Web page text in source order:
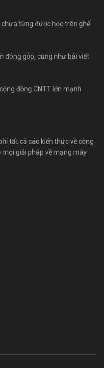
chưa từng được học trên ghế
đóng góp, cũng như bài viết
đồng CNTT lớn mạnh
tất cả các kiến thức về công
mọi giải pháp về mạng máy